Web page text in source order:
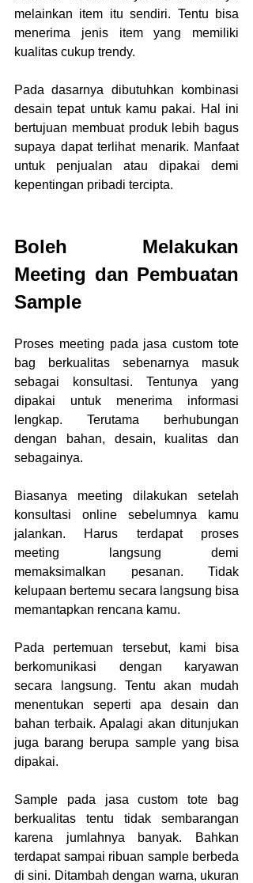
melainkan item itu sendiri. Tentu bisa
menerima jenis item yang memiliki
kualitas cukup trendy.
Pada dasarnya dibutuhkan kombinasi
desain tepat untuk kamu pakai. Hal ini
bertujuan membuat produk lebih bagus
supaya dapat terlihat menarik. Manfaat
untuk penjualan atau dipakai demi
kepentingan pribadi tercipta.
Boleh Melakukan
Meeting dan Pembuatan
Sample
Proses meeting pada jasa custom tote
bag berkualitas sebenarnya masuk
sebagai konsultasi. Tentunya yang
dipakai untuk menerima informasi
lengkap. Terutama berhubungan
dengan bahan, desain, kualitas dan
sebagainya.
Biasanya meeting dilakukan setelah
konsultasi online sebelumnya kamu
jalankan. Harus terdapat proses
meeting langsung demi
memaksimalkan pesanan. Tidak
kelupaan bertemu secara langsung bisa
memantapkan rencana kamu.
Pada pertemuan tersebut, kami bisa
berkomunikasi dengan karyawan
secara langsung. Tentu akan mudah
menentukan seperti apa desain dan
bahan terbaik. Apalagi akan ditunjukan
juga barang berupa sample yang bisa
dipakai.
Sample pada jasa custom tote bag
berkualitas tentu tidak sembarangan
karena jumlahnya banyak. Bahkan
terdapat sampai ribuan sample berbeda
di sini. Ditambah dengan warna, ukuran